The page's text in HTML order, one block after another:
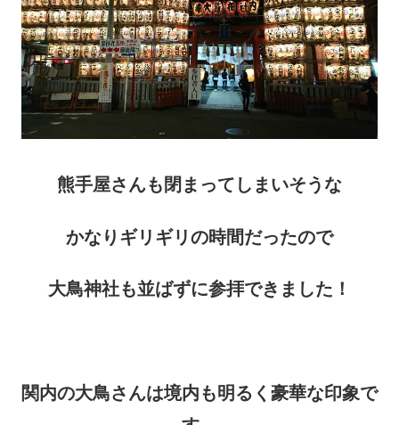
熊手屋さんも閉まってしまいそうな
かなりギリギリの時間だったので
大鳥神社も並ばずに参拝できました！
関内の大鳥さんは境内も明るく豪華な印象で